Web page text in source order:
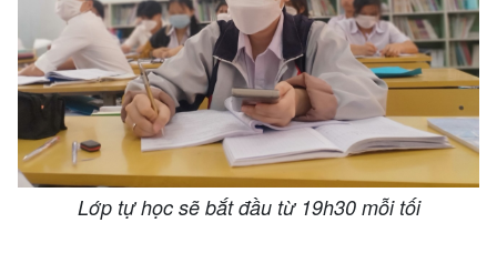
Lớp tự học sẽ bắt đầu từ 19h30 mỗi tối